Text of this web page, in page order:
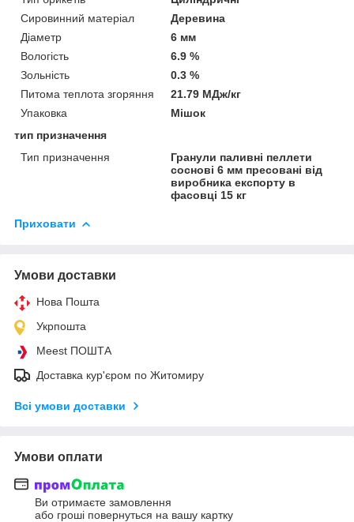
Сировинний матеріал
Деревина
Діаметр
6 мм
Вологість
6.9 %
Зольність
0.3 %
Питома теплота згоряння
21.79 МДж/кг
Упаковка
Мішок
тип призначення
Тип призначення
Гранули паливні пеллети
соснові 6 мм пресовані від
виробника експорту в
фасовці 15 кг
Приховати
Умови доставки
Нова Пошта
Укрпошта
Meest ПОШТА
Доставка кур'єром по Житомиру
Всі умови доставки
Умови оплати
Ви отримаєте замовлення
або гроші повернуться на вашу картку